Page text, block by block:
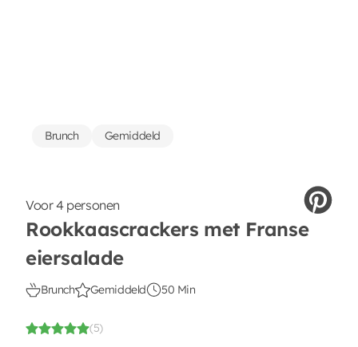
Voor 4 personen
Rookkaascrackers met Franse
eiersalade
Brunch Gemiddeld 50 Min
(5)
Brunch Gemiddeld